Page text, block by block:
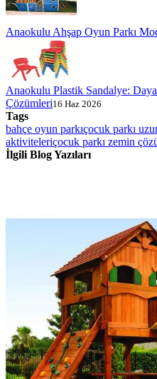
Anaokulu Ahşap Oyun Parkı
Anaokulu Plastik Sandalye:
Çözümleri16 Haz 2026
Tags
bahçe oyun parkıçocuk parkı
aktiviteleriçocuk parkı zemin
İlgili Blog Yazıları